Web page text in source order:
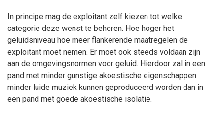
In principe mag de exploitant zelf kiezen tot welke
categorie deze wenst te behoren. Hoe hoger het
geluidsniveau hoe meer flankerende maatregelen de
exploitant moet nemen. Er moet ook steeds voldaan zijn
aan de omgevingsnormen voor geluid. Hierdoor zal in een
pand met minder gunstige akoestische eigenschappen
minder luide muziek kunnen geproduceerd worden dan in
een pand met goede akoestische isolatie.